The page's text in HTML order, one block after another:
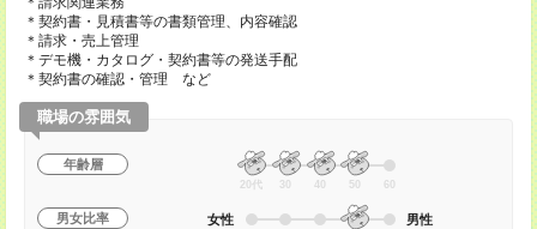
＊契約書・見積書等の書類管理、内容確認
＊請求・売上管理
＊デモ機・カタログ・契約書等の発送手配
＊契約書の確認・管理 など
職場の雰囲気
年齢層
20代 30 40 50 60
男女比率 女性 男性